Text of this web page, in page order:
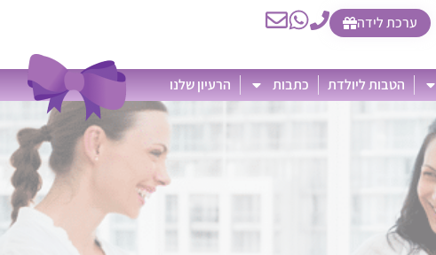
ערכת לידה
הטבות ליולדת כתבות הרעיון שלנו